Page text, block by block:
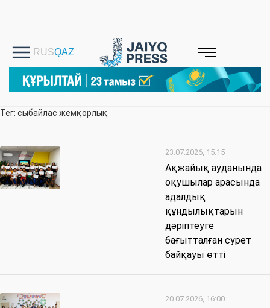
Тег: сыбайлас жемқорлық
23.07.2026, 15:15
Ақжайық ауданында
оқушылар арасында
адалдық
құндылықтарын
дәріптеуге
бағытталған сурет
байқауы өтті
20.07.2026, 16:00